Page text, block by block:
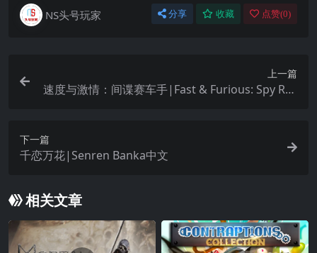
NS头号玩家 分享 收藏 点赞(0)
上一篇
速度与激情：间谍赛车手|Fast & Furious: Spy Rac
下一篇
千恋万花|Senren Banka中文
相关文章